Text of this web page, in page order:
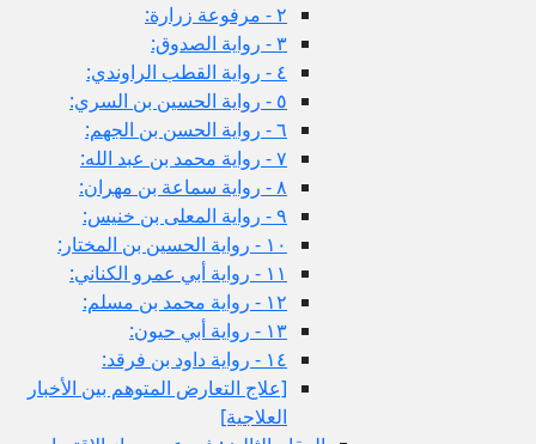
[علاج التعارض المتوهم بين الأخبار
العلاجية]